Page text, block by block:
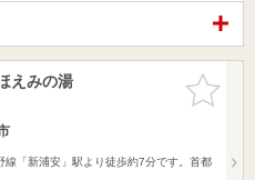
お気に入
りに追加
えみの湯
線「新浦安」駅より徒歩約7分です。首都